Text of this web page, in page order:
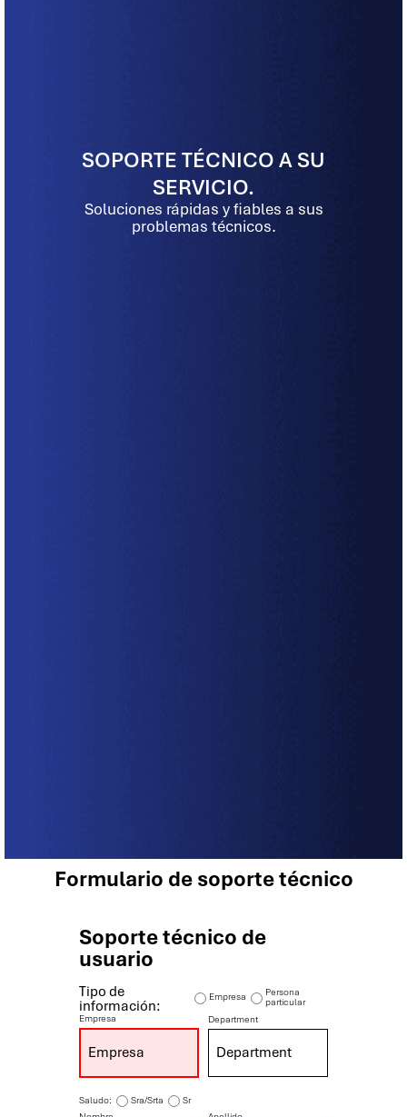
SOPORTE TÉCNICO A SU
SERVICIO.
Soluciones rápidas y fiables a sus
problemas técnicos.
Formulario de soporte técnico
Soporte técnico de
usuario
Tipo de
información:
Empresa
Persona
particular
Empresa
Department
Saludo: Sra/Srta
Sr